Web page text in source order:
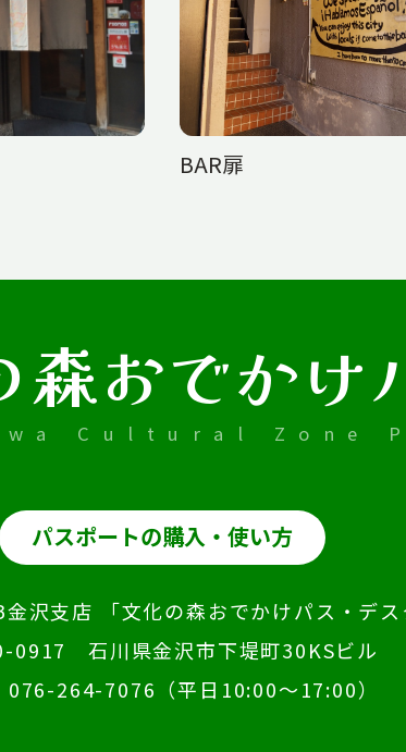
BAR扉
森おでかけ
Cultural Zone
パスポートの購入・使い方
沢支店 「文化の森おでかけパス・デ
0917 石川県金沢市下堤町30KSビル
076-264-7076 （平日10:00～17:00）